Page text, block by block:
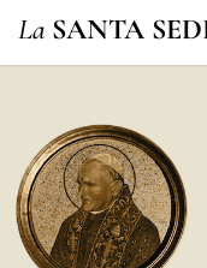
La SANTA